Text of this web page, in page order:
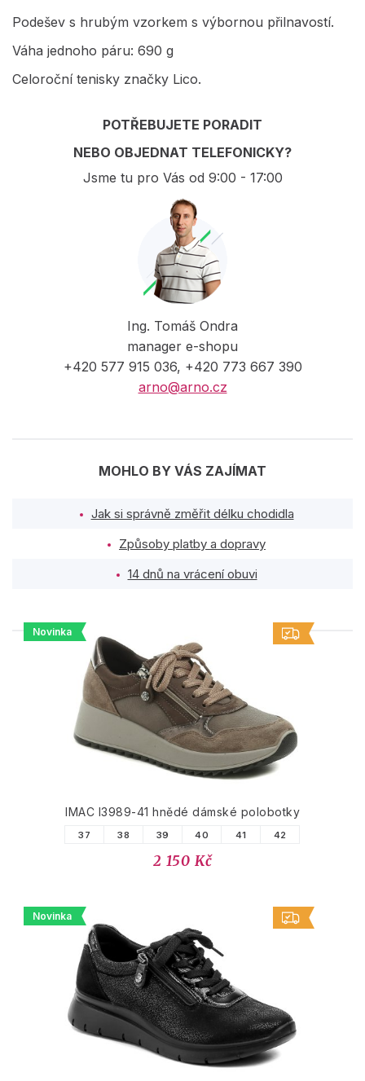
Podešev s hrubým vzorkem s výbornou přilnavostí.
Váha jednoho páru: 690 g
Celoroční tenisky značky Lico.
POTŘEBUJETE PORADIT
NEBO OBJEDNAT TELEFONICKY?
Jsme tu pro Vás od 9:00 - 17:00
Ing. Tomáš Ondra
manager e-shopu
+420 577 915 036, +420 773 667 390
arno@arno.cz
MOHLO BY VÁS ZAJÍMAT
Jak si správně změřit délku chodidla
Způsoby platby a dopravy
14 dnů na vrácení obuvi
PODOBNÉ PRODUKTY
Novinka
IMAC I3989-41 hnědé dámské polobotky
37 38 39 40 41 42
2 150 Kč
Novinka